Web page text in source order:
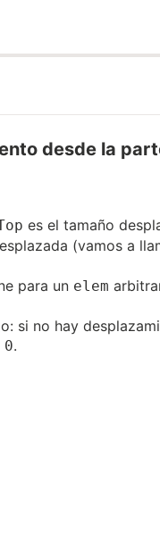
desde la
es el tamaño
(vamos a
para un elem
si no hay
0.